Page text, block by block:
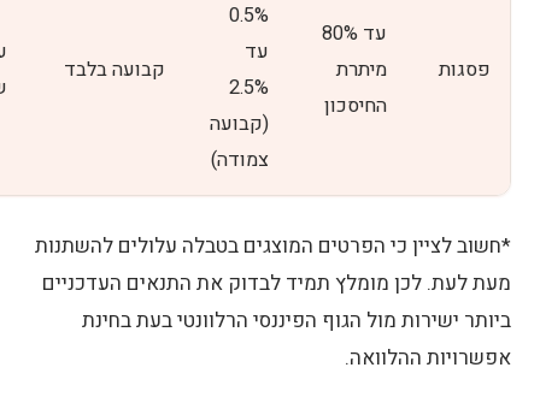
פסגות
עד 80%
מיתרת
החיסכון
0.5%
עד
2.5%
(קבועה
צמודה)
קבועה בלבד
*חשוב לציין כי הפרטים המוצגים בטבלה עלולים להשתנות
מעת לעת. לכן מומלץ תמיד לבדוק את התנאים העדכניים
ביותר ישירות מול הגוף הפיננסי הרלוונטי בעת בחינת
אפשרויות ההלוואה.